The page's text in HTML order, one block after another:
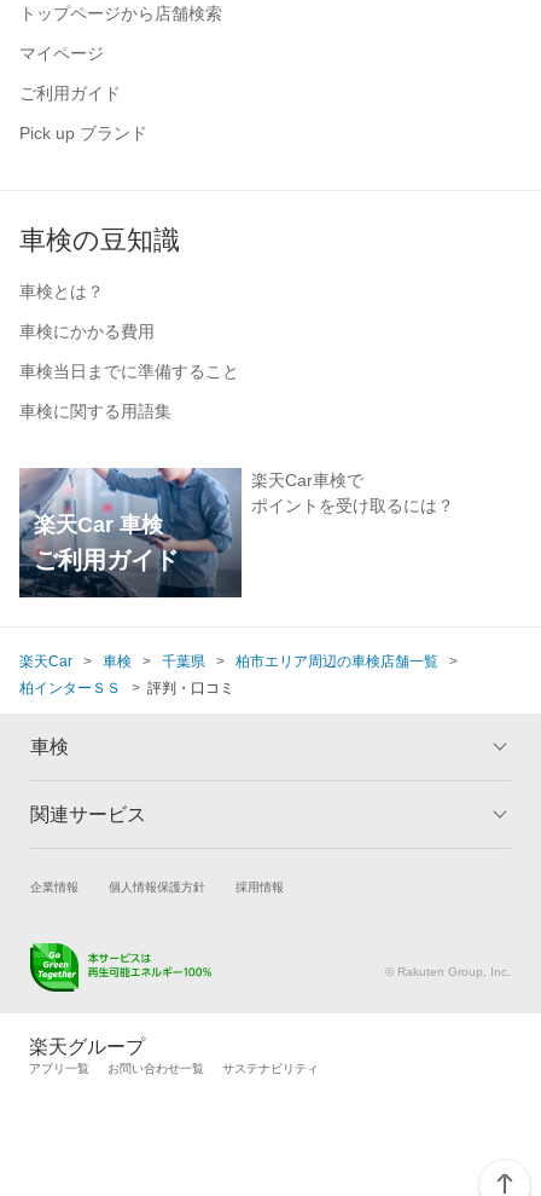
トップページから店舗検索
マイページ
ご利用ガイド
Pick up ブランド
車検の豆知識
車検とは？
車検にかかる費用
車検当日までに準備すること
車検に関する用語集
楽天Car 車検
ご利用ガイド
楽天Car車検で
ポイントを受け取るには？
楽天Car 車検 千葉県
柏市エリア周辺の車検店舗一覧
柏インターＳＳ
評判・口コミ
車検
トップ
車検の基礎知識 キャンペーン一覧
関連サービス
試乗・商談 新車購入
キズ修理予約
メンテナンス管理
タイヤ交換サービス
自動車カタログ 自動車保険
企業情報 個人情報保護方針 採用情報
© Rakuten Group, Inc.
楽天グループ
アプリ一覧 お問い合わせ一覧 サステナビリティ